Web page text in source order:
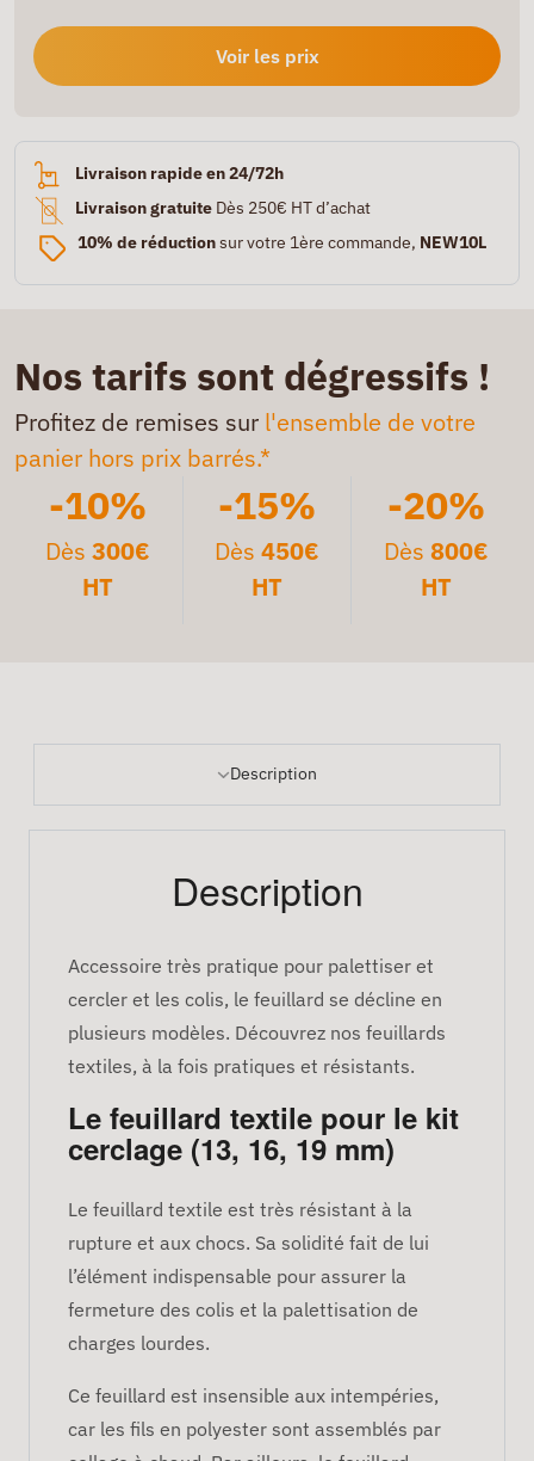
Voir les prix
Livraison rapide en 24/72h
Livraison gratuite Dès 250€ HT d’achat
10% de réductionsur votre 1ère commande, NEW10L
Nos tarifs sont dégressifs !
Profitez de remises sur l'ensemble de votre
panier hors prix barrés.*
-10%
Dès300€
HT
-15%
Dès 450€
HT
-20%
Dès 800€
HT
Description
Description
Accessoire très pratique pour palettiser et
cercler et les colis, le feuillard se décline en
plusieurs modèles. Découvrez nos feuillards
textiles, à la fois pratiques et résistants.
Le feuillard textile pour le kit
cerclage (13, 16, 19 mm)
Le feuillard textile est très résistant à la
rupture et aux chocs. Sa solidité fait de lui
l’élément indispensable pour assurer la
fermeture des colis et la palettisation de
charges lourdes.
Ce feuillard est insensible aux intempéries,
car les fils en polyester sont assemblés par